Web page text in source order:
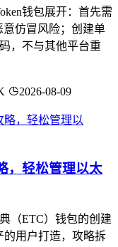
钱包展开：首先需
意仿冒风险；创建单
，不与其他平台重
2026-08-09
，轻松管理以太
（ETC）钱包的创建
的用户打造，攻略拆